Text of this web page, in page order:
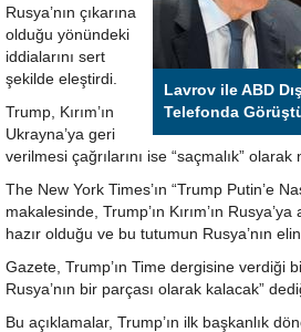
Lavrov ile ABD
Telefonda
Rusya’nın çıkarına
olduğu yönündeki
iddialarını sert
şekilde eleştirdi.
Trump, Kırım’ın
Ukrayna’ya geri
verilmesi çağrılarını ise “saçmalık” olarak
The New York Times’ın “Trump Putin’e
makalesinde, Trump’ın Kırım’ın
hazır olduğu ve bu tutumun Rusya’nın
Gazete, Trump’ın Time dergisine verdiği
Rusya’nın bir parçası olarak kalacak”
Bu açıklamalar, Trump’ın ilk başkanlık